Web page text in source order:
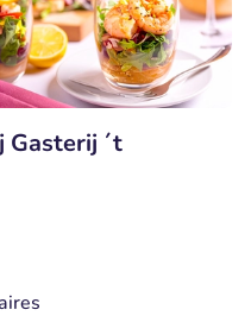
Gasterij ´t